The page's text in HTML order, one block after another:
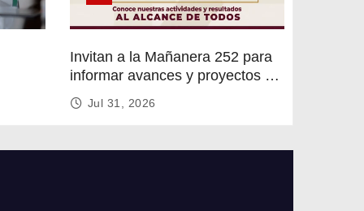
Invitan a la Mañanera 252 para
informar avances y proyectos de
Altamira
Jul 31, 2026